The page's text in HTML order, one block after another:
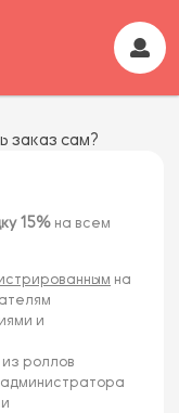
заказ сам?
15% на всем
на
и
роллов
администратора